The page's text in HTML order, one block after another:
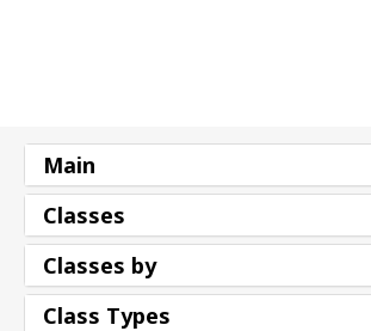
Main
Classes
Classes by
Class Types